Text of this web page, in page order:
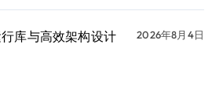
库与高效架构设计 2026年8月4日